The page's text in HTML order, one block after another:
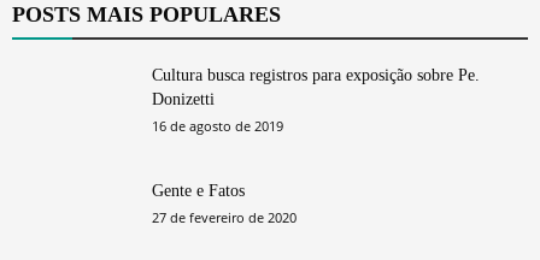
POSTS MAIS POPULARES
Cultura busca registros para exposição sobre Pe.
Donizetti
16 de agosto de 2019
Gente e Fatos
27 de fevereiro de 2020